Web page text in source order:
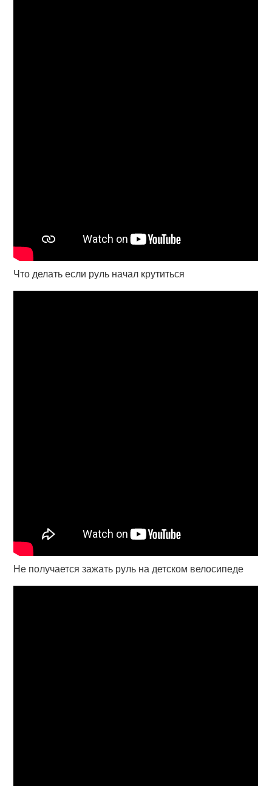
Что делать если руль начал крутиться
Не получается зажать руль на детском велосипеде